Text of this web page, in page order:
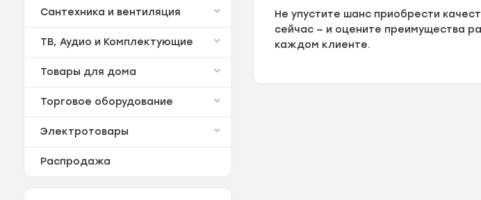
Сантехника и вентиляция
ТВ, Аудио и Комплектующие
Товары для дома
Торговое оборудование
Электротовары
Распродажа
Не упустите шанс приобрести
сейчас — и оцените преимущества
каждом клиенте.